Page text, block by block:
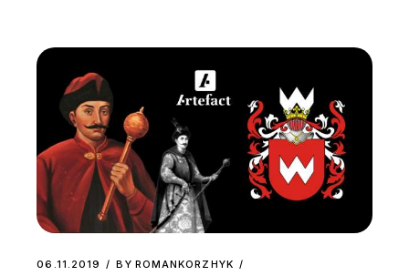
06.11.2019 BY ROMANKORZHYK